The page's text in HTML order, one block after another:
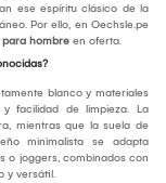
ese espíritu clásico de la
Por ello, en Oechsle.pe
para hombre en oferta.
blanco y materiales
facilidad de limpieza. La
mientras que la suela de
minimalista se adapta
o joggers, combinados con
y versátil.